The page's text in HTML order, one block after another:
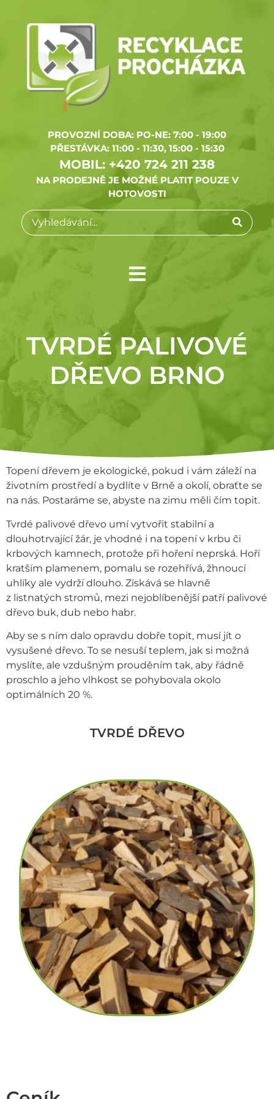
PROVOZNÍ DOBA: PO-NE: 7:00 - 19:00
PŘESTÁVKA: 11:00 - 11:30, 15:00 - 15:30
MOBIL: +420 724 211 238
NA PRODEJNĚ JE MOŽNÉ PLATIT POUZE V
HOTOVOSTI
TVRDÉ PALIVOVÉ
DŘEVO BRNO
Topení dřevem je ekologické, pokud i vám záleží na
životním prostředí a bydlíte v Brně a okolí, obraťte se
na nás. Postaráme se, abyste na zimu měli čím topit.
Tvrdé palivové dřevo umí vytvořit stabilní a
dlouhotrvající žár, je vhodné i na topení v krbu či
krbových kamnech, protože při hoření neprská. Hoří
kratším plamenem, pomalu se rozehřívá, žhnoucí
uhlíky ale vydrží dlouho. Získává se hlavně
z listnatých stromů, mezi nejoblíbenější patří palivové
dřevo buk, dub nebo habr.
Aby se s ním dalo opravdu dobře topit, musí jít o
vysušené dřevo. To se nesuší teplem, jak si možná
myslíte, ale vzdušným prouděním tak, aby řádně
proschlo a jeho vlhkost se pohybovala okolo
optimálních 20 %.
TVRDÉ DŘEVO